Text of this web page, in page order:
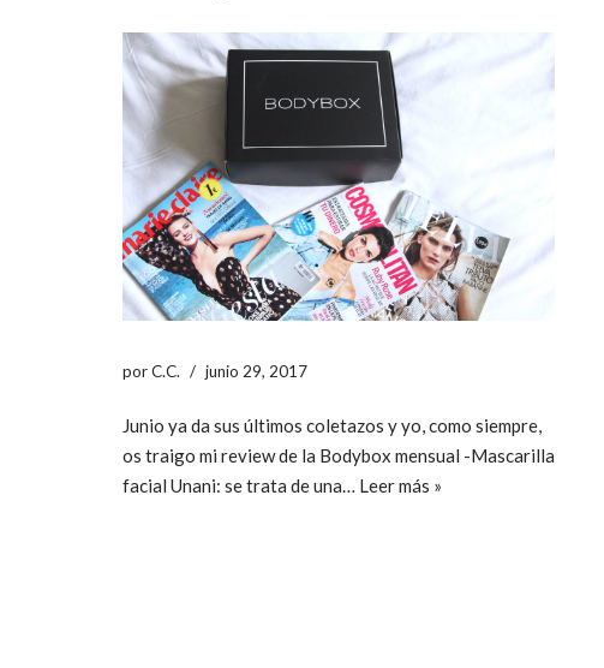
porC.C. junio 29, 2017
Junio ya da sus últimos coletazos y yo, como siempre,
os traigo mi review de la Bodybox mensual -Mascarilla
facial Unani: se trata de una… Leer más »